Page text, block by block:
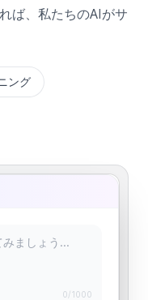
ば、私たちのAIがサ
ング
0/1000